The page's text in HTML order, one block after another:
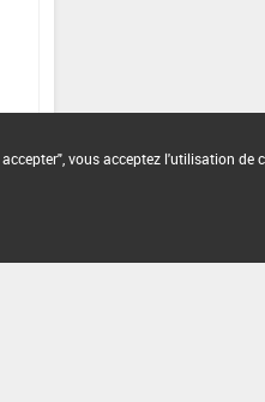
vous acceptez l'utilisation de